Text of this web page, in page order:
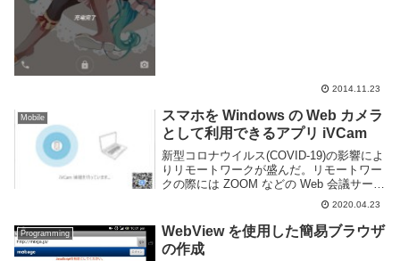
2014.11.23
Mobile
スマホを Windows の Web カメラ
として利用できるアプリ iVCam
新型コロナウイルス(COVID-19)の影響によ
りリモートワークが盛んだ。リモートワー
クの際には ZOOM などの Web 会議サービ
スを利用してビデオ通話を行う事もある
が、これから始めようとしている人の中に
は Web カメラを所有していな...
2020.04.23
Programming
WebView を使用した簡易ブラウザ
の作成